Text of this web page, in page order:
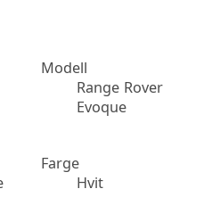
Modell
Range Rover
Evoque
Farge
Hvit